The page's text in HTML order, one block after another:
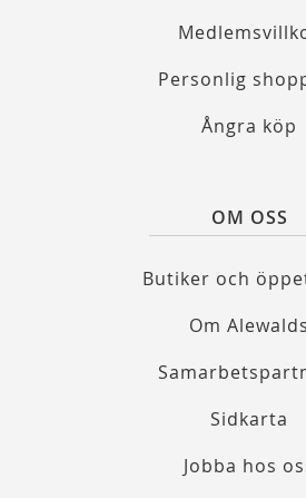
Personlig
Ångra köp
OM OSS
Butiker och
Om Alewalds
Sidkarta
Jobba hos